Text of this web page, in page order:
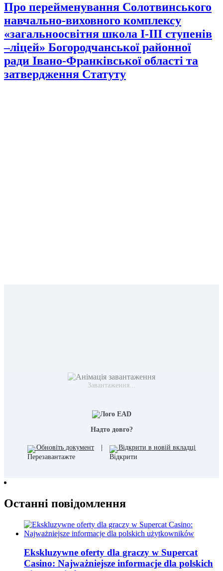
Про перейменування Солотвинського
навчально-виховного комплексу
«загальноосвітня школа І-ІІІ ступенів
–ліцей» Богородчанської районної
ради Івано-Франківської області та
затвердження Статуту
Завантаження...
Надто довго?
Обновіть документ | Відкрити в новій вкладці
Останні повідомлення
Ekskluzywne oferty dla graczy w Supercat
Casino: Najważniejsze informacje dla polskich